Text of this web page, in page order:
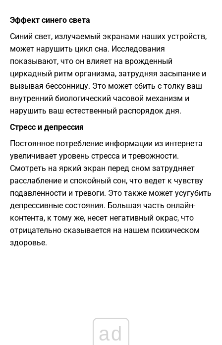
Эффект синего света
Синий свет, излучаемый экранами наших устройств,
может нарушить цикл сна. Исследования
показывают, что он влияет на врожденный
циркадный ритм организма, затрудняя засыпание и
вызывая бессонницу. Это может сбить с толку ваш
внутренний биологический часовой механизм и
нарушить ваш естественный распорядок дня.
Стресс и депрессия
Постоянное потребление информации из интернета
увеличивает уровень стресса и тревожности.
Смотреть на яркий экран перед сном затрудняет
расслабление и спокойный сон, что ведет к чувству
подавленности и тревоги. Это также может усугубить
депрессивные состояния. Большая часть онлайн-
контента, к тому же, несет негативный окрас, что
отрицательно сказывается на нашем психическом
здоровье.
ad